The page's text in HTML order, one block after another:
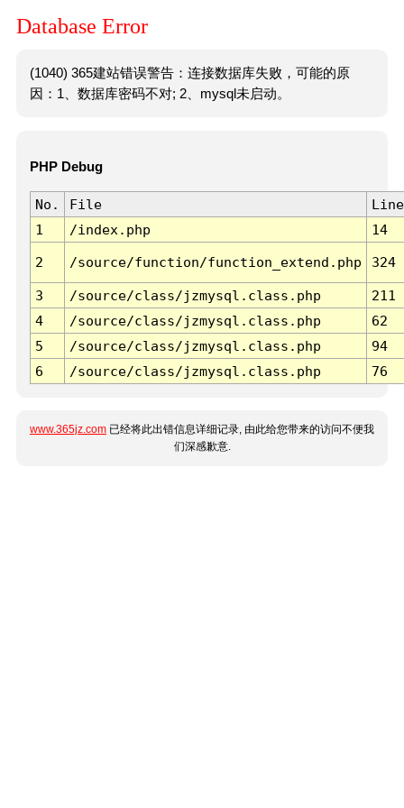
Database Error
(1040) 365建站错误警告：连接数据库失败，可能的原
因：1、数据库密码不对; 2、mysql未启动。
PHP Debug
No. File
Line
1
/index.php 14
2 /source/function/function_extend.php 324
3 /source/class/jzmysql.class.php
211
4
/source/class/jzmysql.class.php
62
5
/source/class/jzmysql.class.php
94
6
/source/class/jzmysql.class.php 76
www.365jz.com 已经将此出错信息详细记录, 由此给您带来的访问不便我
们深感歉意.